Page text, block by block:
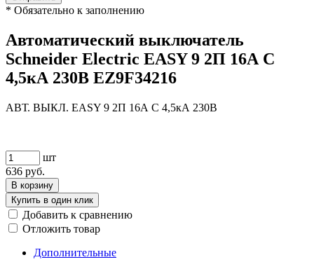
* Обязательно к заполнению
Автоматический выключатель
Schneider Electric EASY 9 2П 16А С
4,5кА 230В EZ9F34216
АВТ. ВЫКЛ. EASY 9 2П 16А С 4,5кА 230В
шт
636 руб.
В корзину
Купить в один клик
Добавить к сравнению
Отложить товар
Дополнительные